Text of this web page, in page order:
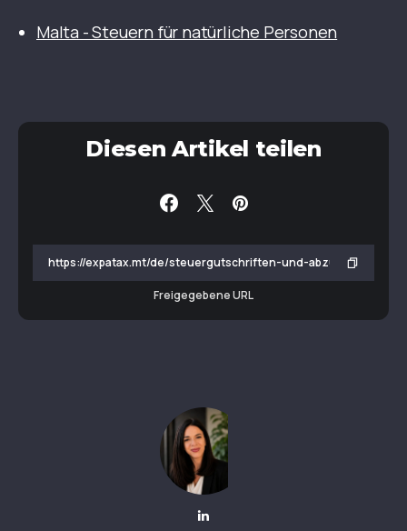
Malta - Steuern für natürliche Personen
Diesen Artikel teilen
Freigegebene URL